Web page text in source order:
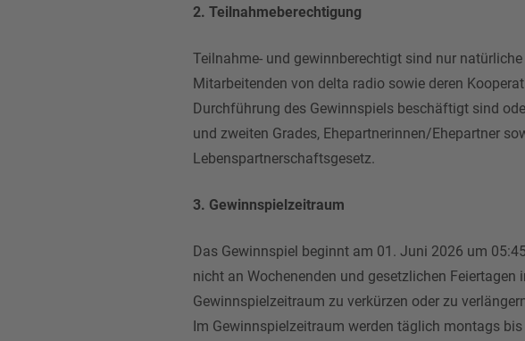
2. Teilnahmeberechtigung
Teilnahme- und gewinnberechtigt sind nur
Mitarbeitenden von delta radio sowie deren
Durchführung des Gewinnspiels beschäftigt sind
und zweiten Grades, Ehepartnerinnen/Ehepartner
Lebenspartnerschaftsgesetz.
3. Gewinnspielzeitraum
Das Gewinnspiel beginnt am 01. Juni 2026 um
nicht an Wochenenden und gesetzlichen
Gewinnspielzeitraum zu verkürzen oder zu
Im Gewinnspielzeitraum werden täglich montags